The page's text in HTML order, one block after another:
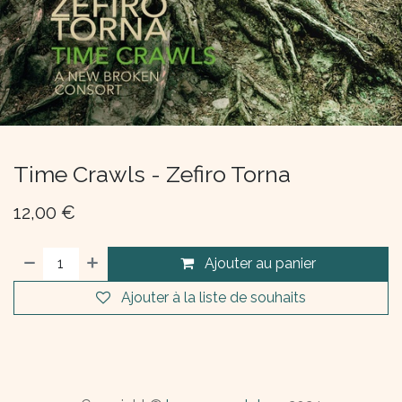
Time Crawls - Zefiro Torna
12,00 €
Ajouter au panier
Ajouter à la liste de souhaits